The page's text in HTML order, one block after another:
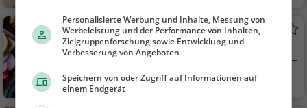
China Restaurant Lucky Bamboo
Asiatisches Restaurant in Perg
Perg, Österreich
Restaurant, Chine
Personalisierte Werbung und Inhalte, Messung von
Werbeleistung und der Performance von Inhalten,
Zielgruppenforschung sowie Entwicklung und
Verbesserung von Angeboten
Speichern von oder Zugriff auf Informationen auf
einem Endgerät